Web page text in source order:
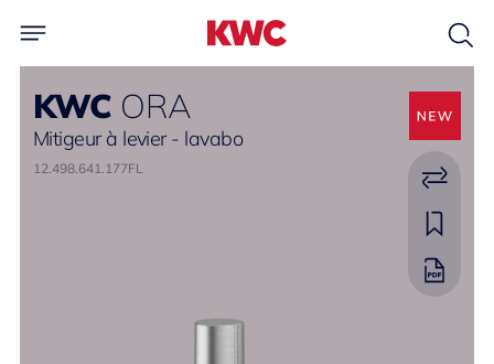
KWC ORA
Mitigeur à levier - lavabo
12.498.641.177FL